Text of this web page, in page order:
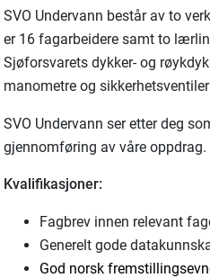
SVO Undervann består av to
er 16 fagarbeidere samt to
Sjøforsvarets dykker- og
manometre og
SVO Undervann ser etter deg
gjennomføring av våre oppdrag.
Kvalifikasjoner:
Fagbrev innen relevant
Generelt gode
God norsk